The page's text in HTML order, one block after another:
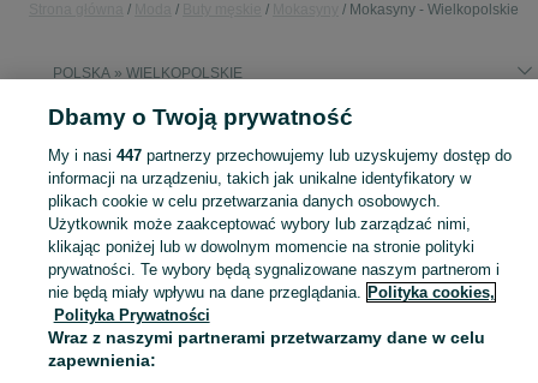
Mokasyny - Wielkopolskie
POLSKA » WIELKOPOLSKIE
Szeroki wybór mokasynów męskich Wielkopolskie ▶️ Mokasyny męskie czarne, brązowe lub beżowe w dobrych cenach ✌ Przeglądaj ogłoszenia na OLX.pl!
Mapa kategorii
Mapa miejscowości
Mapa ministron
Popularne wyszukiwania
Dbamy o Twoją prywatność
My i nasi 447partnerzy przechowujemy lub uzyskujemy dostęp do
informacji na urządzeniu, takich jak unikalne identyfikatory w
plikach cookie w celu przetwarzania danych osobowych.
Użytkownik może zaakceptować wybory lub zarządzać nimi,
klikając poniżej lub w dowolnym momencie na stronie polityki
prywatności. Te wybory będą sygnalizowane naszym partnerom i
nie będą miały wpływu na dane przeglądania. Polityka cookies,
Polityka Prywatności
Wraz z naszymi partnerami przetwarzamy dane w celu
zapewnienia: